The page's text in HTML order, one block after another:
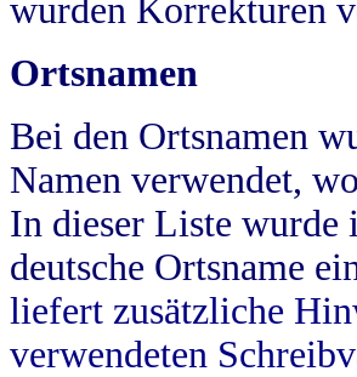
wurden Korrekturen
Ortsnamen
Bei den Ortsnamen
Namen verwendet,
In dieser Liste wurde
deutsche Ortsname
liefert zusätzliche
verwendeten